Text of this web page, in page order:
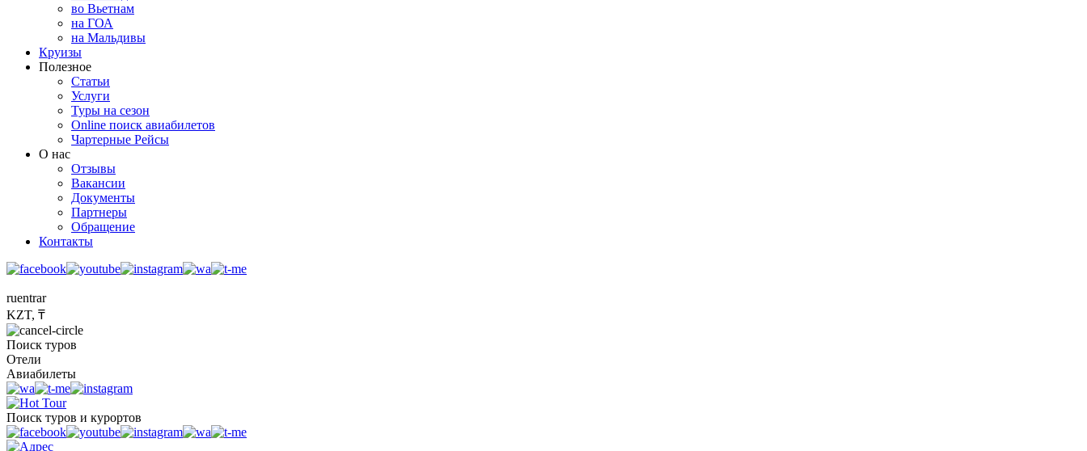
во Вьетнам
на ГОА
на Мальдивы
Круизы
Полезное
Статьи
Услуги
Туры на сезон
Online поиск авиабилетов
Чартерные Рейсы
О нас
Отзывы
Вакансии
Документы
Партнеры
Обращение
Контакты
ruentrar
KZT, ₸
Поиск туров
Отели
Авиабилеты
Поиск туров и курортов